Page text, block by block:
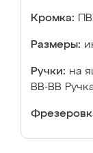
Кромка:
Размеры:
Ручки: на
ВВ-ВВ